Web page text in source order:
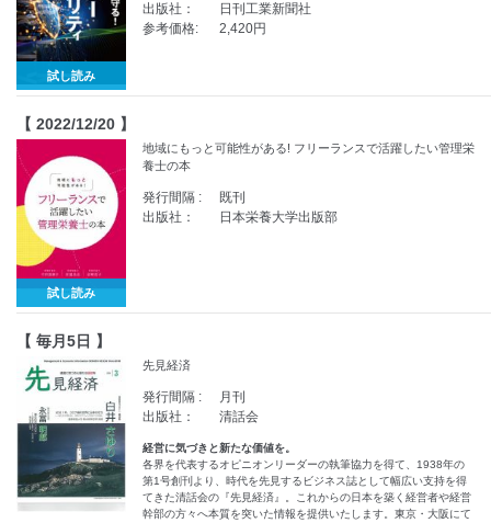
試し読み
出版社：
日刊工業新聞社
参考価格:
2,420円
【 2022/12/20 】
試し読み
地域にもっと可能性がある! フリーランスで活躍したい管理栄
養士の本
発行間隔 :
既刊
出版社：
日本栄養大学出版部
【 毎月5日 】
先見経済
発行間隔 :
月刊
出版社：
清話会
経営に気づきと新たな価値を。
各界を代表するオピニオンリーダーの執筆協力を得て、1938年の
第1号創刊より、時代を先見するビジネス誌として幅広い支持を得
てきた清話会の『先見経済』。これからの日本を築く経営者や経営
幹部の方々へ本質を突いた情報を提供いたします。東京・大阪にて